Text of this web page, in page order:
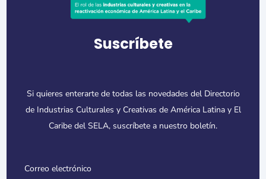
Suscríbete
Si quieres enterarte de todas las novedades del Directorio
de Industrias Culturales y Creativas de América Latina y El
Caribe del SELA, suscríbete a nuestro boletín.